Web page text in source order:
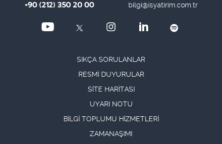
+90 (212) 350 20 00 bilgi@isyatirim.com.tr
SIKÇA SORULANLAR
RESMİ DUYURULAR
SİTE HARİTASI
UYARI NOTU
BİLGİ TOPLUMU HİZMETLERİ
ZAMANAŞIMI